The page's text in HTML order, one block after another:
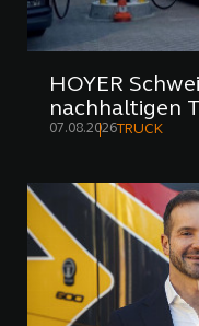
HOYER
nachhaltigen
07.08.2026 TRUCK